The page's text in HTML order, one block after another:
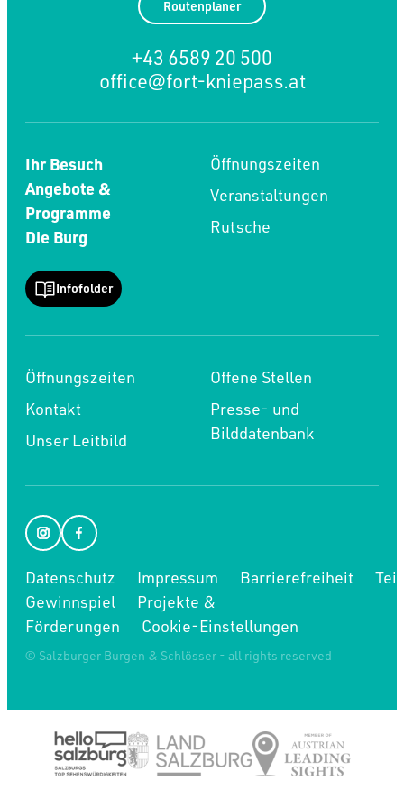
Routenplaner
+43 6589 20 500
office@fort-kniepass.at
Ihr Besuch
Angebote &
Programme
Die Burg
Infofolder
Öffnungszeiten
Veranstaltungen
Rutsche
Öffnungszeiten
Kontakt
Unser Leitbild
Offene Stellen
Presse- und
Bilddatenbank
Datenschutz Impressum Barrierefreiheit
Gewinnspiel
Projekte &
Förderungen
Cookie-Einstellungen
© Salzburger Burgen & Schlösser - all rights reserved